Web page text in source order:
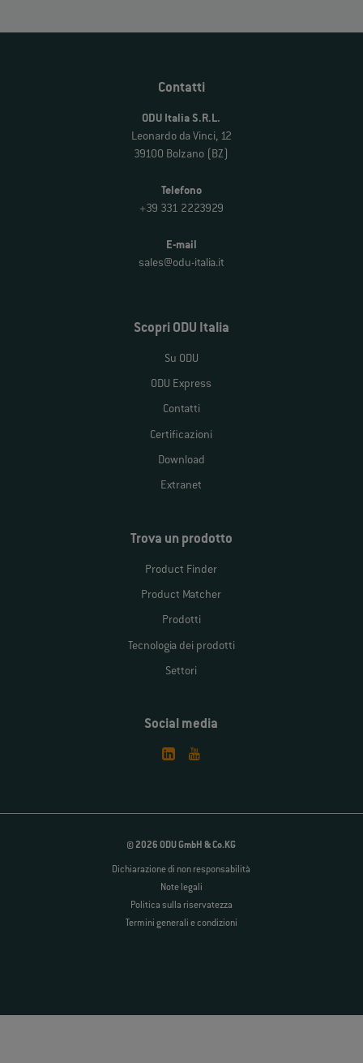
Contatti
ODU Italia S.R.L.
Leonardo da Vinci, 12
39100 Bolzano (BZ)
Telefono
+39 331 2223929
E-mail
sales@odu-italia.it
Scopri ODU Italia
Su ODU
ODU Express
Contatti
Certificazioni
Download
Extranet
Trova un prodotto
Product Finder
Product Matcher
Prodotti
Tecnologia dei prodotti
Settori
Social media
© 2026 ODU GmbH & Co.KG
Dichiarazione di non responsabilità
Note legali
Politica sulla riservatezza
Termini generali e condizioni